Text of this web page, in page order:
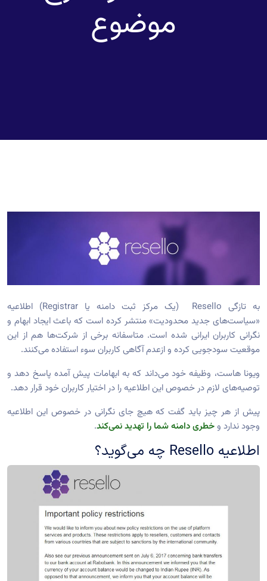
موضوع
به تازگی Resello (یک مرکز ثبت دامنه یا Registrar) اطلاعیه
«سیاست‌های جدید محدودیت» منتشر کرده است که باعث ایجاد ابهام و
نگرانی کاربران ایرانی شده است. متاسفانه برخی از شرکت‌ها هم از این
موقعیت سودجویی کرده و ازعدم آگاهی کاربران سوء استفاده می‌کنند.
ویونا هاست، وظیفه خود می‌داند که به ابهامات پیش آمده پاسخ دهد و
توصیه‌های لازم در خصوص این اطلاعیه را در اختیار کاربران خود قرار دهد.
پیش از هر چیز باید گفت که هیچ جای نگرانی در خصوص این اطلاعیه
وجود ندارد وخطری دامنه شما را تهدید نمی‌کند.
اطلاعیه Resello چه می‌گوید؟